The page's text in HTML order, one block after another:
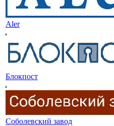
Aler
Блокпост
Соболевский завод